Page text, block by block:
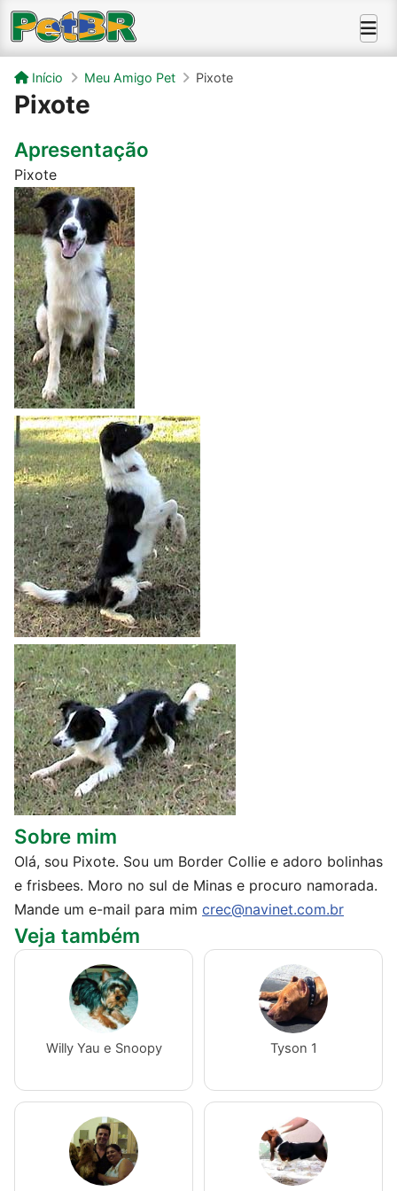
Início Meu Amigo Pet Pixote
Pixote
Apresentação
Pixote
Sobre mim
Olá, sou Pixote. Sou um Border Collie e adoro bolinhas
e frisbees. Moro no sul de Minas e procuro namorada.
Mande um e-mail para mim crec@navinet.com.br
Veja também
Willy Yau e Snoopy Tyson 1